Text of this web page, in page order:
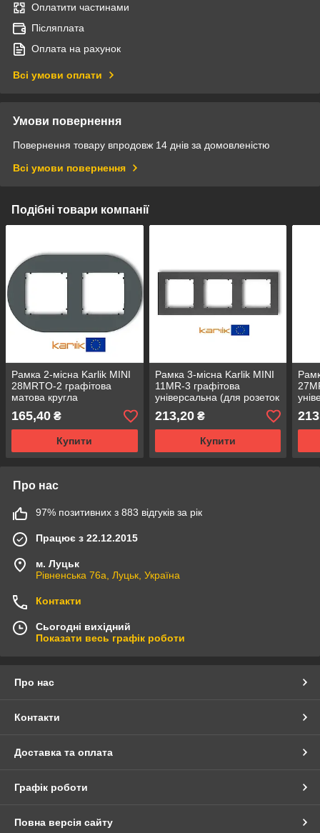
Оплатити частинами
Післяплата
Оплата на рахунок
Всі умови оплати
Умови повернення
Повернення товару впродовж 14 днів за домовленістю
Всі умови повернення
Подібні товари компанії
Рамка 2-місна Karlik MINI
28MRTO-2 графітова
матова кругла
універсальна (для розеток
та вимикачів)
165,40 ₴
Купити
Рамка 3-місна Karlik MINI
11MR-3 графітова
універсальна (для розеток
та вимикачів)
213,20₴
Купити
та
Про нас
97% позитивних з 883 відгуків за рік
Працює з 22.12.2015
м. Луцьк
Рівненська 76а, Луцьк, Україна
Контакти
Сьогодні вихідний
Показати весь графік роботи
Про нас
Контакти
Доставка та оплата
Графік роботи
Повна версія сайту